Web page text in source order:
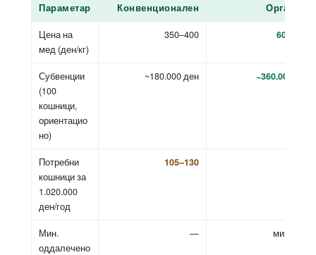
Параметар Конвенционален Органски
Цена на
мед (ден/кг)
350–400 600–800
Субвенции
(100
кошници,
ориентацио
но)
~180.000 ден ~360.000 ден
Потребни
кошници за
1.020.000
ден/год
105–130
Мин.
оддалечено
— мин. 3 км